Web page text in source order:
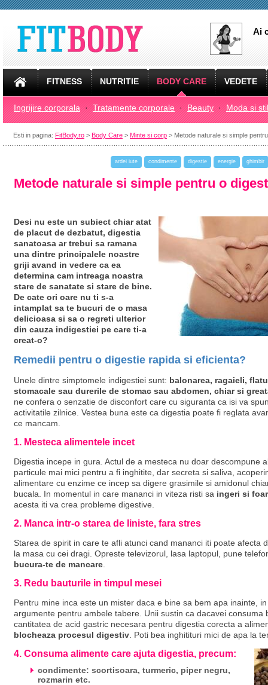
Ai
FITNESS NUTRITIE BODY CARE VEDETE
Ingrijire corporala · Tratamente corporale · Beauty · Moda si stil
Esti in pagina: FitBody.ro > Body Care > Minte si corp > Metode naturale si simple
ardei iute condimente digestie energie ghimbir
Metode naturale si simple pentru o
Desi nu este un subiect chiar atat
de placut de dezbatut, digestia
sanatoasa ar trebui sa ramana
una dintre principalele noastre
griji avand in vedere ca ea
determina cam intreaga noastra
stare de sanatate si stare de bine.
De cate ori oare nu ti s-a
intamplat sa te bucuri de o masa
delicioasa si sa o regreti ulterior
din cauza indigestiei pe care ti-a
creat-o?
Remedii pentru o digestie rapida si eficienta?
Unele dintre simptomele indigestiei sunt: balonarea, ragaieli,
stomacale sau durerile de stomac sau abdomen, chiar si
ne confera o senzatie de disconfort care cu siguranta ca isi va
activitatile zilnice. Vestea buna este ca digestia poate fi reglata
ce mancam.
1. Mesteca alimentele incet
Digestia incepe in gura. Actul de a mesteca nu doar descompune
particule mai mici pentru a fi inghitite, dar secreta si saliva,
alimentare cu enzime ce incep sa digere grasimile si amidonul
bucala. In momentul in care mananci in viteza risti sa ingeri si
acesta iti va crea probleme digestive.
2. Manca intr-o starea de liniste, fara stres
Starea de spirit in care te afli atunci cand mananci iti poate afecta
la masa cu cei dragi. Opreste televizorul, lasa laptopul, pune
bucura-te de mancare
3. Redu bauturile in timpul mesei
Pentru mine inca este un mister daca e bine sa bem apa inainte,
argumente pentru ambele tabere. Unii sustin ca dacavei
cantitatea de acid gastric necesara pentru digestia corecta a
blocheaza procesul digestiv . Poti bea inghitituri mici de apa la
4. Consuma alimente care ajuta digestia, precum:
condimente: scortisoara, turmeric, piper negru,
rozmarin etc.